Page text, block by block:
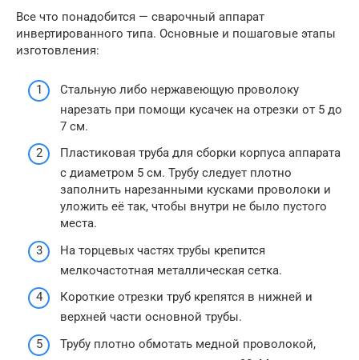
Все что понадобится — сварочный аппарат
инвертированного типа. Основные и пошаговые этапы
изготовления:
Стальную либо нержавеющую проволоку
нарезать при помощи кусачек на отрезки от 5 до
7 см.
Пластиковая труба для сборки корпуса аппарата
с диаметром 5 см. Трубу следует плотно
заполнить нарезанными кусками проволоки и
уложить её так, чтобы внутри не было пустого
места.
На торцевых частях трубы крепится
мелкочастотная металлическая сетка.
Короткие отрезки труб крепятся в нижней и
верхней части основной трубы.
Трубу плотно обмотать медной проволокой,